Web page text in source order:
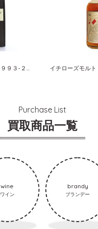
ヴィンテージモルト １９９３-２００４ 白州蒸溜所 サントリー
Purchase List
買取商品一覧
wine
ワイン
brandy
ブランデー